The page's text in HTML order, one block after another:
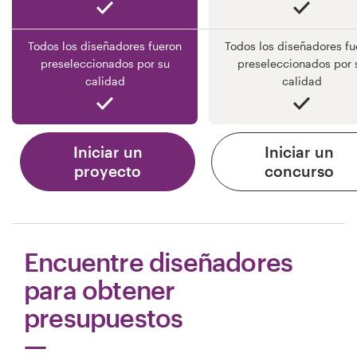
Todos los diseñadores fueron
preseleccionados por su
calidad
Todos los diseñadores
preseleccionados por
calidad
Iniciar un
proyecto
Iniciar un
concurso
Encuentre diseñadores
para obtener
presupuestos